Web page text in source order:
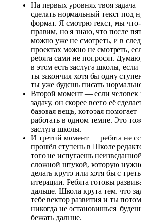
На первых уровнях твоя задача
сделать нормальный текст под
формат. Я смотрю текст, мы
правим, но я знаю, что после
можно уже не смотреть, и в
проектах можно не смотреть,
ребята сами не попросят. Думаю,
в этом есть заслуга школы, если
ты закончил хотя бы одну
ты уже будешь писать
Второй момент ― если человек
задачу, он скорее всего её
базовая вещь, которая помогает
работать в одном темпе. Это
заслуга школы.
И третий момент ― ребята не
прошёл ступень в Школе
того не испугаешь неизведанной
сложной штукой, которую
делать круто или хотя бы с
итерации. Ребята готовы
дальше. Школа крута тем, что
тебе вектор развития и ты потом
никогда не остановишься,
бежать дальше.